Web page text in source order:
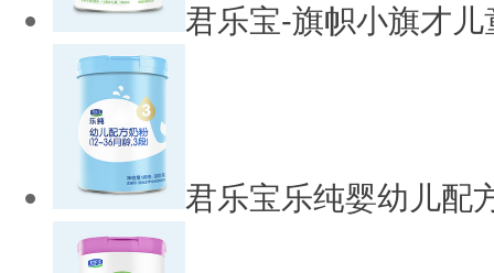
君乐宝-旗帜小旗才
君乐宝乐纯婴幼儿配